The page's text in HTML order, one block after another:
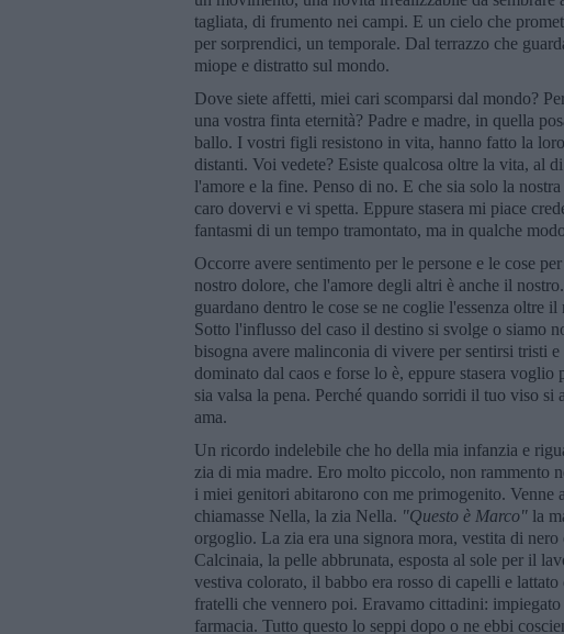
tagliata, di frumento nei campi. E un cielo che
per sorprendici, un temporale. Dal terrazzo che
miope e distratto sul mondo.
Dove siete affetti, miei cari scomparsi dal mondo?
una vostra finta eternità? Padre e madre, in quella
ballo. I vostri figli resistono in vita, hanno fatto la
distanti. Voi vedete? Esiste qualcosa oltre la vita, al
l'amore e la fine. Penso di no. E che sia solo la
caro dovervi e vi spetta. Eppure stasera mi piace
fantasmi di un tempo tramontato, ma in qualche
Occorre avere sentimento per le persone e le cose
nostro dolore, che l'amore degli altri è anche il
guardano dentro le cose se ne coglie l'essenza oltre
Sotto l'influsso del caso il destino si svolge o siamo
bisogna avere malinconia di vivere per sentirsi tristi
dominato dal caos e forse lo è, eppure stasera
sia valsa la pena. Perché quando sorridi il tuo viso
ama.
Un ricordo indelebile che ho della mia infanzia e
zia di mia madre. Ero molto piccolo, non rammento
i miei genitori abitarono con me primogenito. Venne
chiamasse Nella, la zia Nella. "Questo è Marco" la
orgoglio. La zia era una signora mora, vestita di
Calcinaia, la pelle abbrunata, esposta al sole per il
vestiva colorato, il babbo era rosso di capelli e
fratelli che vennero poi. Eravamo cittadini:
farmacia. Tutto questo lo seppi dopo o ne ebbi